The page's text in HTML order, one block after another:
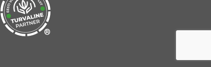
®